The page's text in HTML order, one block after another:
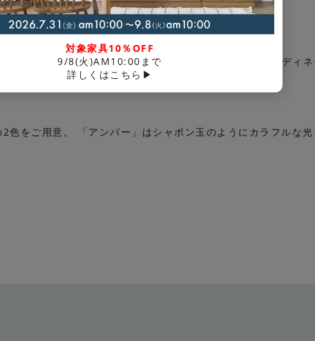
え、オブジェのような存在感で空間を彩ります
ンやダイニングなどで複数吊るすなど、さまざまなコーディ
色をご用意。 「アンバー」はシャボン玉のようにカラフルな
対象家具10％OFF
9/8(火)AM10:00まで
詳しくはこちら▶